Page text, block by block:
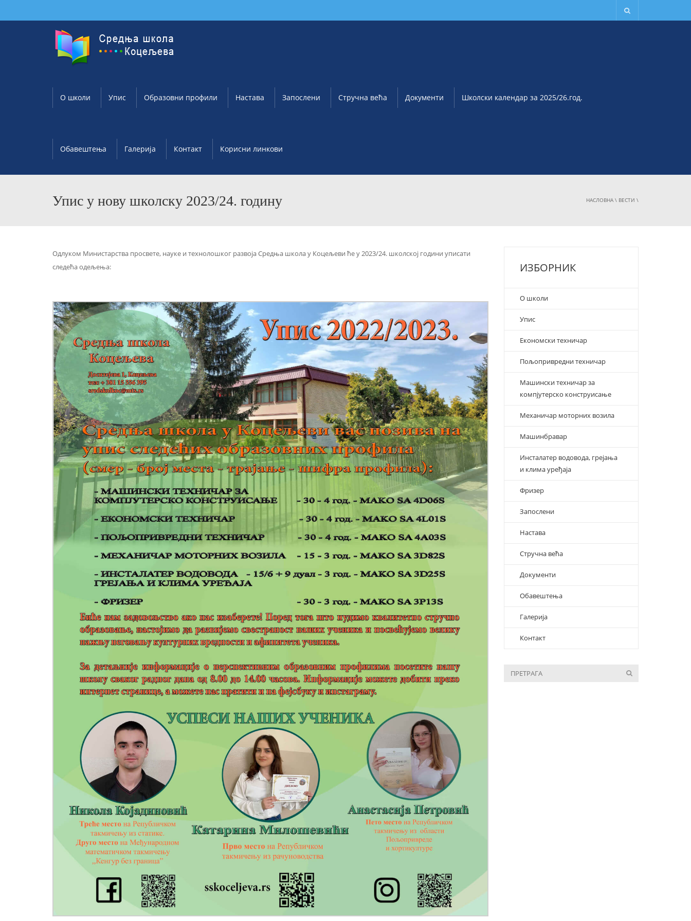
О школи Упис Образовни профили Настава Запослени Стручна већа Документи Школски календар за 2025/26.год.
Обавештења Галерија Контакт Корисни линкови
Упис у нову школску 2023/24. годину НАСЛОВНА \ ВЕСТИ \
Одлуком Министарства просвете, науке и технолошког развоја Средња школа у Коцељеви ће у 2023/24. школској години уписати
следећа одељења:
ИЗБОРНИК
О школи
Упис
Економски техничар
Пољопривредни техничар
Машински техничар за
компјутерско конструисање
Механичар моторних возила
Машинбравар
Инсталатер водовода, грејања
и клима уређаја
Фризер
Запослени
Настава
Стручна већа
Документи
Обавештења
Галерија
Контакт